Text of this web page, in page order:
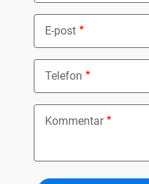
E-post
Telefon
Kommentar